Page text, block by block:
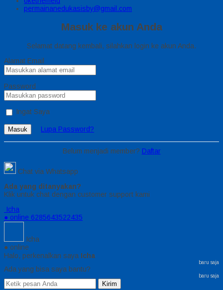
permainanedukasisby@gmail.com
Masuk ke akun Anda
Selamat datang kembali, silahkan login ke akun Anda.
Alamat Email
Password
Ingat Saya
Masuk Lupa Password?
Belum menjadi member? Daftar
Chat via Whatsapp
Ada yang ditanyakan?
Klik untuk chat dengan customer support kami
Icha
● online 6285643522435
Icha
● online
Halo, perkenalkan saya Icha
baru saja
Ada yang bisa saya bantu?
baru saja
Kirim